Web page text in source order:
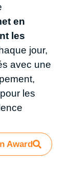
en
les
jour,
avec une
les
Award